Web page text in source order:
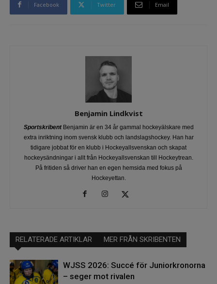
Facebook Twitter Email
Benjamin Lindkvist
SportskribentBenjamin är en 34 år gammal hockeyälskare med
extra inriktning inom svensk klubb och landslagshockey. Han har
tidigare jobbat för en klubb i Hockeyallsvenskan och skapat
hockeysändningar i allt från Hockeyallsvenskan till Hockeytrean.
På fritiden så driver han en egen hemsida med fokus på
Hockeyettan.
RELATERADE ARTIKLAR MER FRÅN SKRIBENTEN
WJSS 2026: Succé för Juniorkronorna
– seger mot rivalen